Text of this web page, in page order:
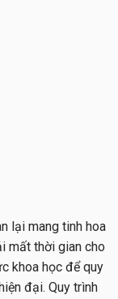
lại mang tinh hoa
mất thời gian cho
khoa học để quy
đại. Quy trình